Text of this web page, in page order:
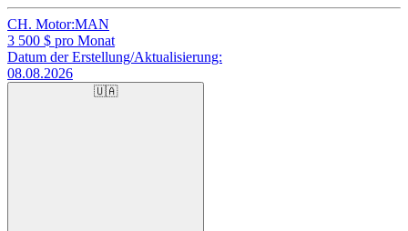
CH. Motor:MAN
3 500 $ pro Monat
Datum der Erstellung/Aktualisierung:
08.08.2026
🇺🇦